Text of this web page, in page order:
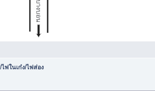
ฟในเก๋ง/ไฟส่อง